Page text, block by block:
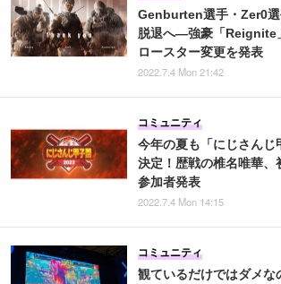
Genburten選手・Zer0
脱退へ―強豪「Reignite
ロースター変更を発表
2022.7.4 Mon 21:42
今年の夏も「にじさんじ
決定！歴戦の椎名唯華、
参加者発表
コミュニティ
2022.7.4 Mon 14:15
観ているだけではダメ
コミュニティ